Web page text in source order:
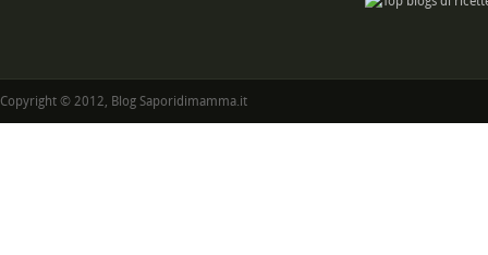
Copyright © 2012, Blog Saporidimamma.it